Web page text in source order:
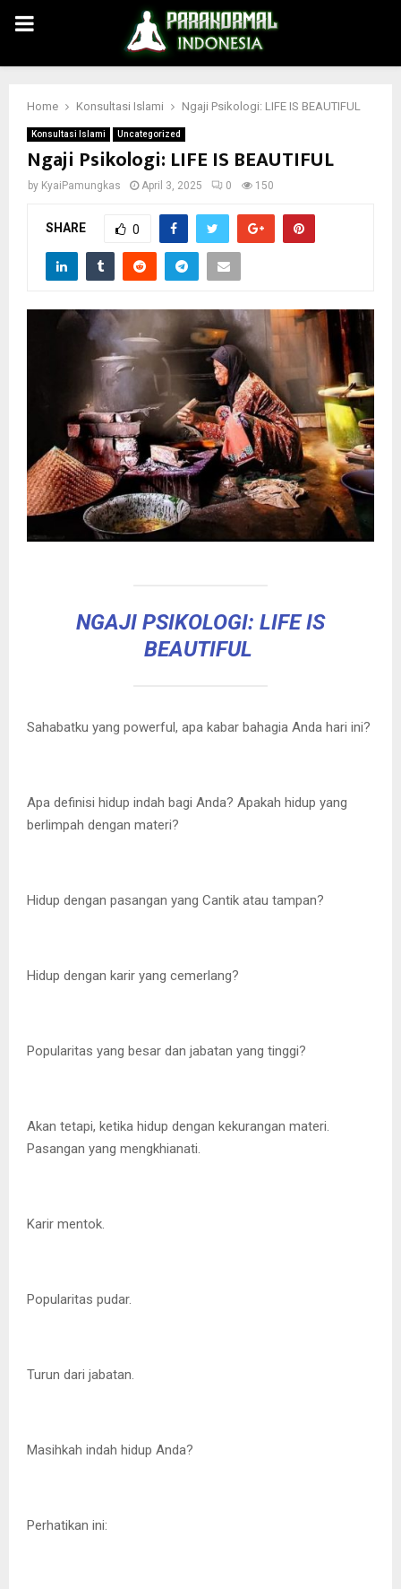
PRIMARY
MENU
Home Konsultasi Islami Ngaji Psikologi: LIFE IS BEAUTIFUL
Konsultasi Islami Uncategorized
Ngaji Psikologi: LIFE IS BEAUTIFUL
by KyaiPamungkas April 3, 2025 0 150
SHARE 0
NGAJI PSIKOLOGI: LIFE IS
BEAUTIFUL
Sahabatku yang powerful, apa kabar bahagia Anda hari ini?
Apa definisi hidup indah bagi Anda? Apakah hidup yang
berlimpah dengan materi?
Hidup dengan pasangan yang Cantik atau tampan?
Hidup dengan karir yang cemerlang?
Popularitas yang besar dan jabatan yang tinggi?
Akan tetapi, ketika hidup dengan kekurangan materi.
Pasangan yang mengkhianati.
Karir mentok.
Popularitas pudar.
Turun dari jabatan.
Masihkah indah hidup Anda?
Perhatikan ini: